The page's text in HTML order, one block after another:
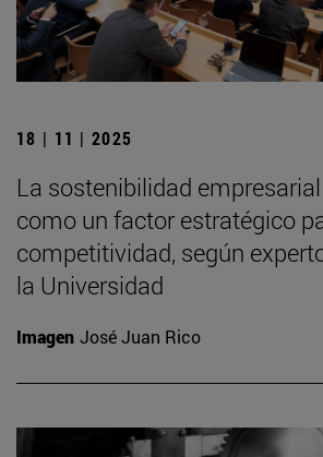
18 | 11 | 2025
La sostenibilidad
como un factor estratégico
competitividad, según
la Universidad
Imagen José Juan Rico